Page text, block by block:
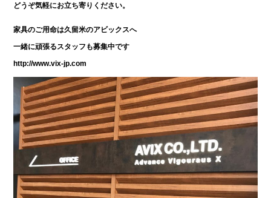
どうぞ気軽にお立ち寄りください。
家具のご用命は久留米のアビックスへ
一緒に頑張るスタッフも募集中です
http://www.vix-jp.com